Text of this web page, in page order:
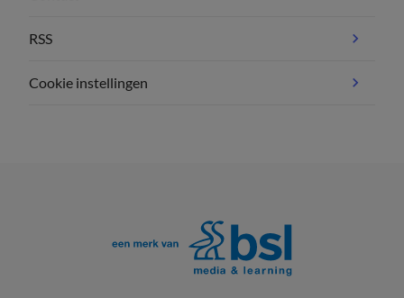
RSS
Cookie instellingen